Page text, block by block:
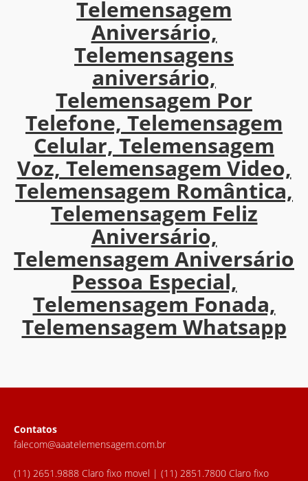
Telemensagem
Aniversário,
Telemensagens
aniversário,
Telemensagem Por
Telefone, Telemensagem
Celular, Telemensagem
Voz, Telemensagem Video,
Telemensagem Romântica,
Telemensagem Feliz
Aniversário,
Telemensagem Aniversário
Pessoa Especial,
Telemensagem Fonada,
Telemensagem Whatsapp
Contatos
falecom@aaatelemensagem.com.br
(11) 2651.9888 Claro fixo movel | (11) 2851.7800 Claro fixo